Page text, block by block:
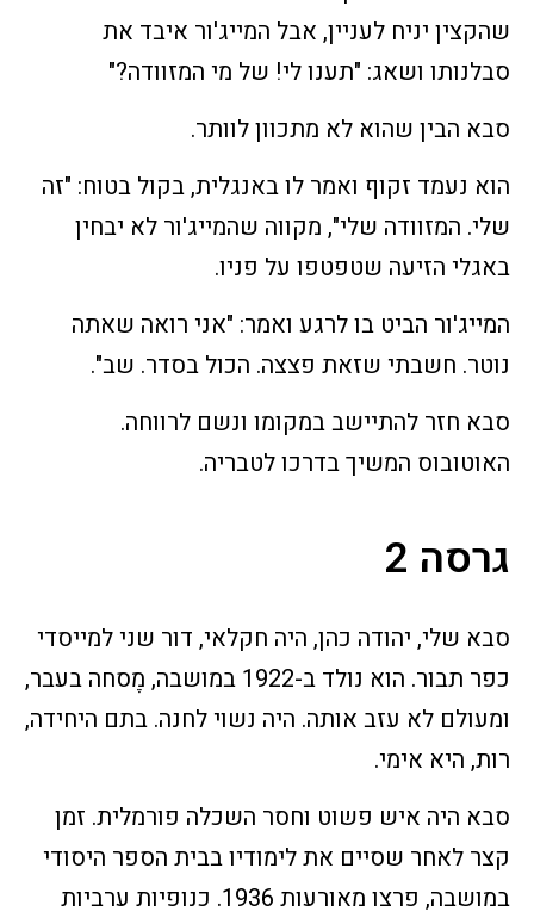
שהקצין יניח לעניין, אבל המייג'ור איבד את
סבלנותו ושאג: "תענו לי! של מי המזוודה?"
סבא הבין שהוא לא מתכוון לוותר.
הוא נעמד זקוף ואמר לו באנגלית, בקול בטוח: "זה
שלי. המזוודה שלי", מקווה שהמייג'ור לא יבחין
באגלי הזיעה שטפטפו על פניו.
המייג'ור הביט בו לרגע ואמר: "אני רואה שאתה
נוטר. חשבתי שזאת פצצה. הכול בסדר. שב".
סבא חזר להתיישב במקומו ונשם לרווחה.
האוטובוס המשיך בדרכו לטבריה.
גרסה 2
סבא שלי, יהודה כהן, היה חקלאי, דור שני למייסדי
כפר תבור. הוא נולד ב-1922 במושבה, מֶסחה בעבר,
ומעולם לא עזב אותה. היה נשוי לחנה. בתם היחידה,
רות, היא אימי.
סבא היה איש פשוט וחסר השכלה פורמלית. זמן
קצר לאחר שסיים את לימודיו בבית הספר היסודי
במושבה, פרצו מאורעות 1936. כנופיות ערביות